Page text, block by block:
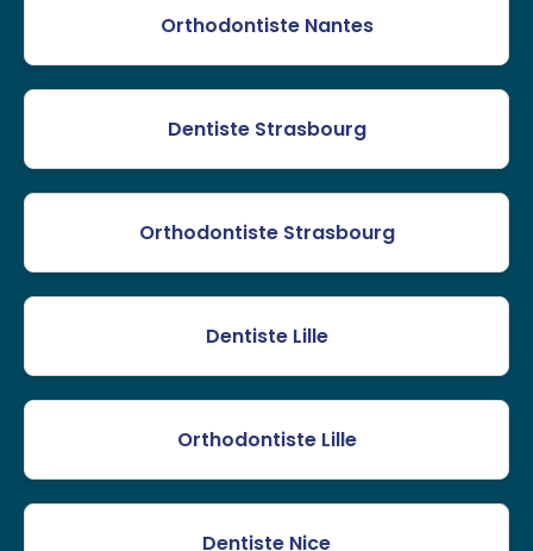
Orthodontiste Nantes
Dentiste Strasbourg
Orthodontiste Strasbourg
Dentiste Lille
Orthodontiste Lille
Dentiste Nice